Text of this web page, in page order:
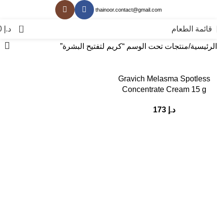
thainoor.contact@gmail.com
قائمة الطعام 0 د.إ
الرئيسية منتجات تحت الوسم “كريم لتفتيح البشرة”
Gravich Melasma Spotless
Concentrate Cream 15 g
د.إ 173